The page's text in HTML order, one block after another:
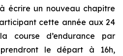
écrire un nouveau chapitre
cette année aux 24
course d’endurance par
prendront le départ à 16h,